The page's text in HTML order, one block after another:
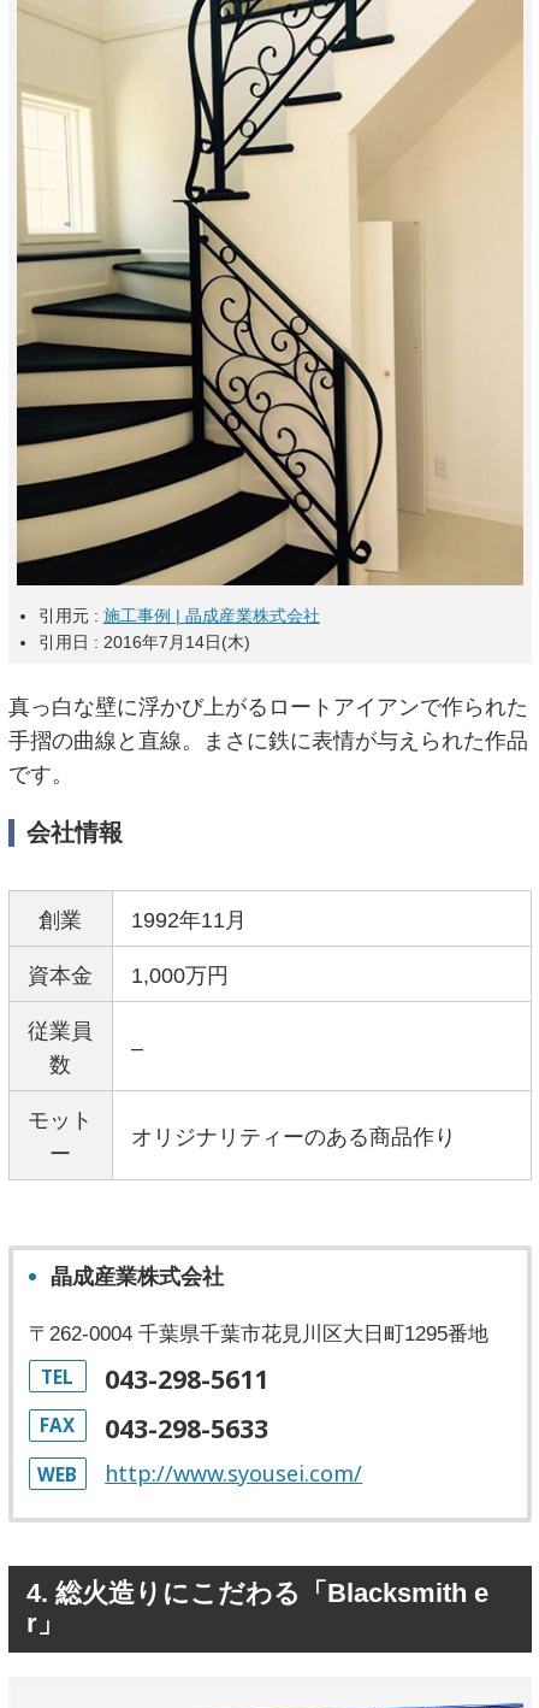
引用元 : 施工事例 | 晶成産業株式会社
引用日 : 2016年7月14日(木)
真っ白な壁に浮かび上がるロートアイアンで作られた
手摺の曲線と直線。まさに鉄に表情が与えられた作品
です。
会社情報
創業 1992年11月
資本金 1,000万円
従業員
数
–
モット
ー
オリジナリティーのある商品作り
晶成産業株式会社
〒262-0004 千葉県千葉市花見川区大日町1295番地
TEL 043-298-5611
FAX 043-298-5633
WEB http://www.syousei.com/
4. 総火造りにこだわる「Blacksmith e
r」